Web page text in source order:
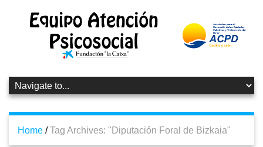
Home / Tag Archives: "Diputación Foral de Bizkaia"